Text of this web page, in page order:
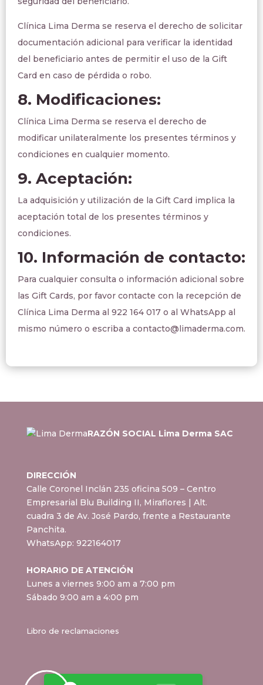
Clínica Lima Derma se reserva el derecho de solicitar
documentación adicional para verificar la identidad
del beneficiario antes de permitir el uso de la Gift
Card en caso de pérdida o robo.
8. Modificaciones:
Clínica Lima Derma se reserva el derecho de
modificar unilateralmente los presentes términos y
condiciones en cualquier momento.
9. Aceptación:
La adquisición y utilización de la Gift Card implica la
aceptación total de los presentes términos y
condiciones.
10. Información de contacto:
Para cualquier consulta o información adicional sobre
las Gift Cards, por favor contacte con la recepción de
Clínica Lima Derma al 922 164 017 o al WhatsApp al
mismo número o escriba a contacto@limaderma.com.
RAZÓN SOCIAL Lima Derma SAC
DIRECCIÓN
Calle Coronel Inclán 235 oficina 509 – Centro
Empresarial Blu Building II, Miraflores | Alt.
cuadra 3 de Av. José Pardo, frente a Restaurante
Panchita.
WhatsApp: 922164017
HORARIO DE ATENCIÓN
Lunes a viernes 9:00 am a 7:00 pm
Sábado 9:00 am a 4:00 pm
Libro de reclamaciones